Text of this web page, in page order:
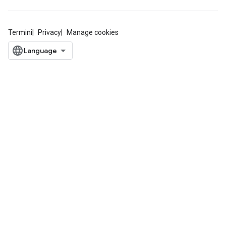
Termini Privacy Manage cookies